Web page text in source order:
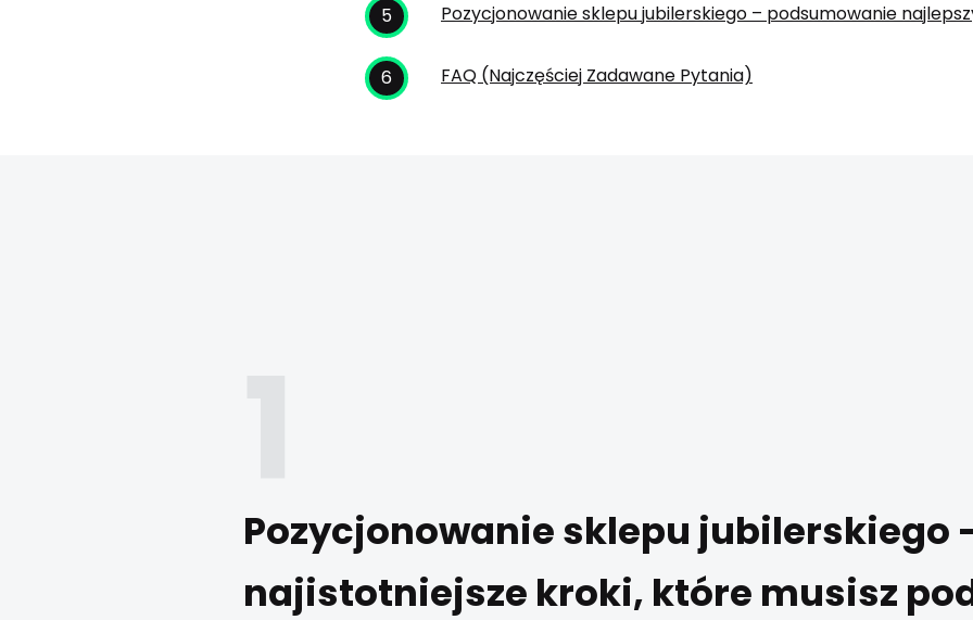
Pozycjonowanie sklepu jubilerskiego – podsumowanie
FAQ (Najczęściej Zadawane Pytania)
Pozycjonowanie sklepu jubilerskiego
najistotniejsze kroki, które musisz